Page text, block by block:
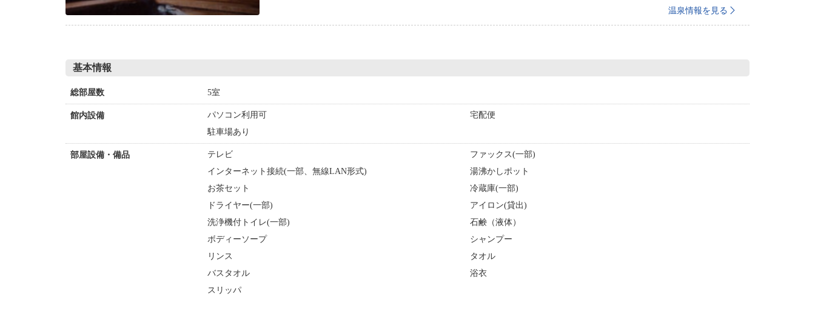
温泉情報を見る
基本情報
総部屋数 5室
館内設備 パソコン利用可
宅配便
駐車場あり
部屋設備・備品 テレビ
ファックス(一部)
インターネット接続(一部、無線LAN形式)
湯沸かしポット
お茶セット
冷蔵庫(一部)
ドライヤー(一部)
アイロン(貸出)
洗浄機付トイレ(一部)
石鹸（液体）
ボディーソープ
シャンプー
リンス
タオル
バスタオル
浴衣
スリッパ